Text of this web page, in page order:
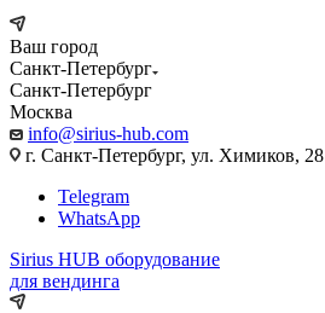
Ваш город
Санкт-Петербург
Санкт-Петербург
Москва
info@sirius-hub.com
г. Санкт-Петербург, ул. Химиков, 28
Telegram
WhatsApp
Sirius HUB оборудование
для вендинга